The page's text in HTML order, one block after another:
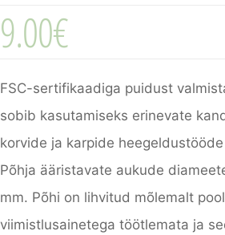
9.00€
FSC-sertifikaadiga puidust
sobib kasutamiseks erinevate
korvide ja karpide
Põhja ääristavate aukude
mm. Põhi on lihvitud mõlemalt
viimistlusainetega töötlemata ja